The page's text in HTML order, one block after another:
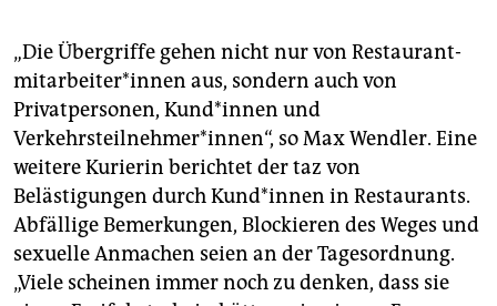
„Die Übergriffe gehen nicht nur von Re­stau­rant­
mit­ar­bei­te­r*in­nen aus, sondern auch von
Privatpersonen, Kun­d*in­nen und
Verkehrsteilnehmer*innen“, so Max Wendler. Eine
weitere Ku­rie­rin berichtet der taz von
Belästigungen durch Kun­d*in­nen in Restaurants.
Abfällige Bemerkungen, Blockieren des Weges und
sexuelle Anmachen seien an der Tagesordnung.
„Viele scheinen immer noch zu denken, dass sie